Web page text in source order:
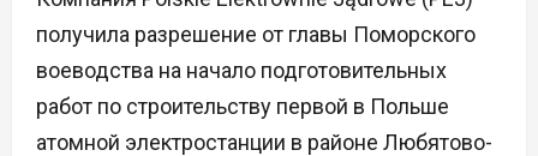
получила разрешение от главы Поморского
воеводства на начало подготовительных
работ по строительству первой в Польше
атомной электростанции в районе Любятово-